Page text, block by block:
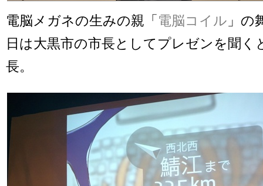
電脳メガネの生みの親「電脳コイル 」の
日は大黒市の市長としてプレゼンを聞く
長。